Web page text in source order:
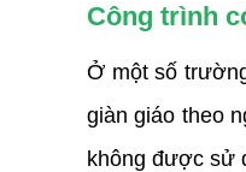
Công trình
Ở một số
giàn giáo theo
không được sử